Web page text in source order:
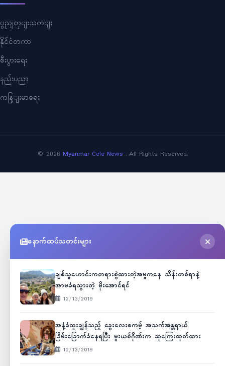
ပွညျတှငျးသတငျး
နိုင်ငံတကာ
စီးပွားရေး
နည်းပညာ
ကနြျးမာရေး
© 2026 Myanmar Cele News . All Rights Reserved.
နောက်ထပ်သတင်းများ
ချစ်သူဟောင်းကတရားစွဲထားတဲ့အမှုကနေ သိန်းတစ်ရာနဲ့
အာမခံရသွားတဲ့ မိုးအောင်ရင်
12/13/2019
အနံ့ခံထူးချွန်သည့် ခွေးလေးစကမ့် အသက်အန္တရာယ်
ခြိမ်းခြောက်ခံနေရပြီး မူးယစ်ဂိုဏ်းက ဆုကြေးထုတ်ထား
12/13/2019